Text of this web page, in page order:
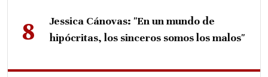
Jessica Cánovas: "En un mundo de
hipócritas, los sinceros somos los malos"